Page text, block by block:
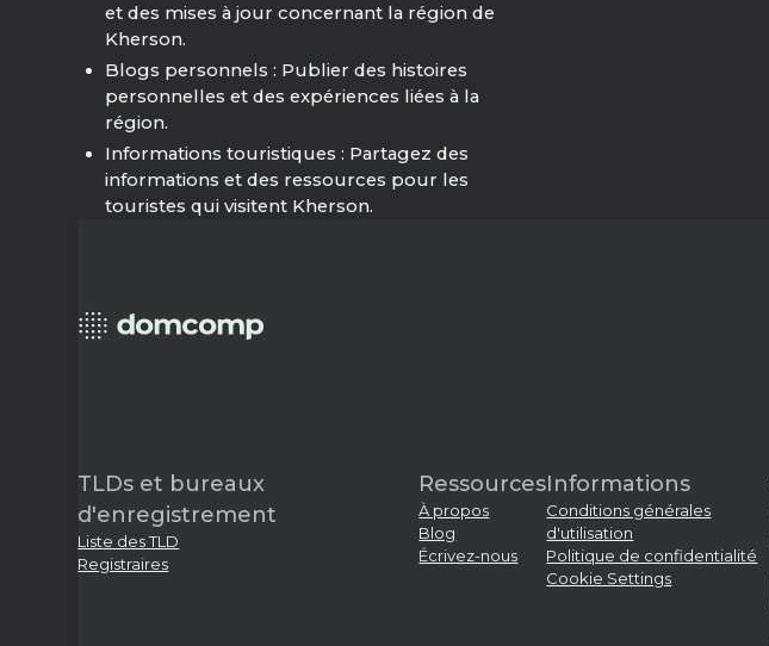
et des mises à jour concernant la région de
Kherson.
Blogs personnels : Publier des histoires
personnelles et des expériences liées à la
région.
Informations touristiques : Partagez des
informations et des ressources pour les
touristes qui visitent Kherson.
TLDs et bureaux
d'enregistrement
Liste des TLD
Registraires
Ressources
À propos
Blog
Écrivez-nous
Informations
Conditions générales
d'utilisation
Politique de confidentialité
Cookie Settings